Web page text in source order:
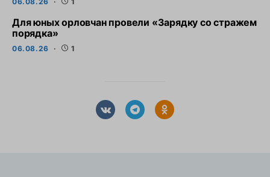
Для юных орловчан провели «Зарядку со стражем
порядка»
06.08.26 1